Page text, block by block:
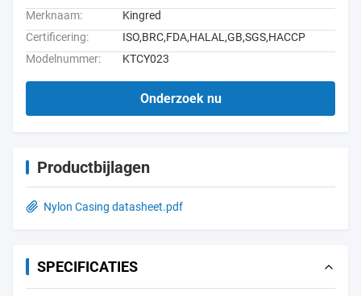
Merknaam:
Kingred
Certificering:
ISO,BRC,FDA,HALAL,GB,SGS,HACCP
Modelnummer:
KTCY023
Onderzoek nu
Productbijlagen
Nylon Casing datasheet.pdf
SPECIFICATIES